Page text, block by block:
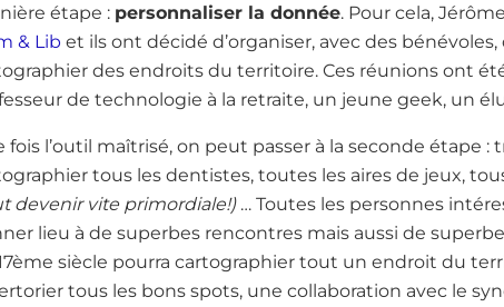
étape : personnaliser la donnée. Pour cela,
& Lib et ils ont décidé d’organiser, avec des
des endroits du territoire. Ces réunions ont
de technologie à la retraite, un jeune geek, un
fois l’outil maîtrisé, on peut passer à la seconde étape
tous les dentistes, toutes les aires de jeux,
devenir vite primordiale!)… Toutes les personnes
lieu à de superbes rencontres mais aussi de
siècle pourra cartographier tout un endroit du
tous les bons spots, une collaboration avec le